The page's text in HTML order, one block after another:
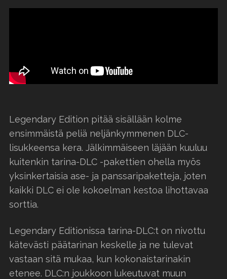
Legendary Edition pitää sisällään kolme
ensimmäistä peliä neljänkymmenen DLC-
lisukkeensa kera. Jälkimmäiseen läjään kuuluu
kuitenkin tarina-DLC -pakettien ohella myös
yksinkertaisia ase- ja panssaripaketteja, joten
kaikki DLC ei ole kokoelman kestoa lihottavaa
sorttia.
Legendary Editionissa tarina-DLC:t on nivottu
kätevästi päätarinan keskelle ja ne tulevat
vastaan sitä mukaa, kun kokonaistarinakin
etenee. DLC:n joukkoon lukeutuvat muun